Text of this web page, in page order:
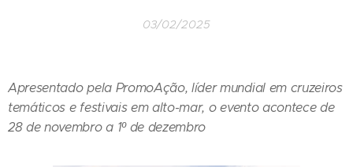
03/02/2025
Apresentado pela PromoAção, líder mundial em cruzeiros
temáticos e festivais em alto-mar, o evento acontece de
28 de novembro a 1º de dezembro